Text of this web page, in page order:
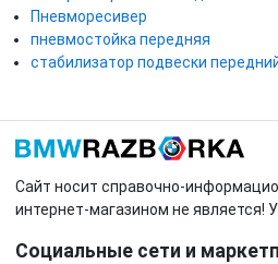
Пневморесивер
пневмостойка передняя
стабилизатор подвески
Сайт носит справочно-
интернет-магазином не является!
Социальные сети и